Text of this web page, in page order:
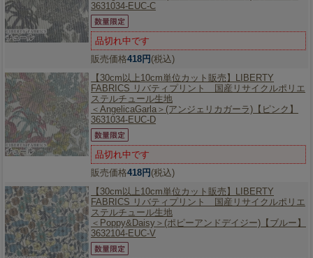
3631034-EUC-C
品切れ中です
販売価格418円 (税込)
【30cm以上10cm単位カット販売】
LIBERTY
FABRICS リバティプリント 国産リサイクルポリエ
ステルチュール生地
＜AngelicaGarla＞(アンジェリカガーラ)【ピンク】
3631034-EUC-D
品切れ中です
販売価格418円 (税込)
【30cm以上10cm単位カット販売】
LIBERTY
FABRICS リバティプリント 国産リサイクルポリエ
ステルチュール生地
＜Poppy&Daisy＞(ポピーアンドデイジー)【ブルー】
3632104-EUC-V